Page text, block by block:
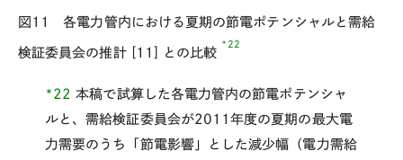
図11 各電力管内における夏期の節電ポテンシャルと需給
検証委員会の推計 [11] との比較
*22
*22本稿で試算した各電力管内の節電ポテンシャ
ルと、需給検証委員会が2011年度の夏期の最大電
力需要のうち「節電影響」とした減少幅（電力需給